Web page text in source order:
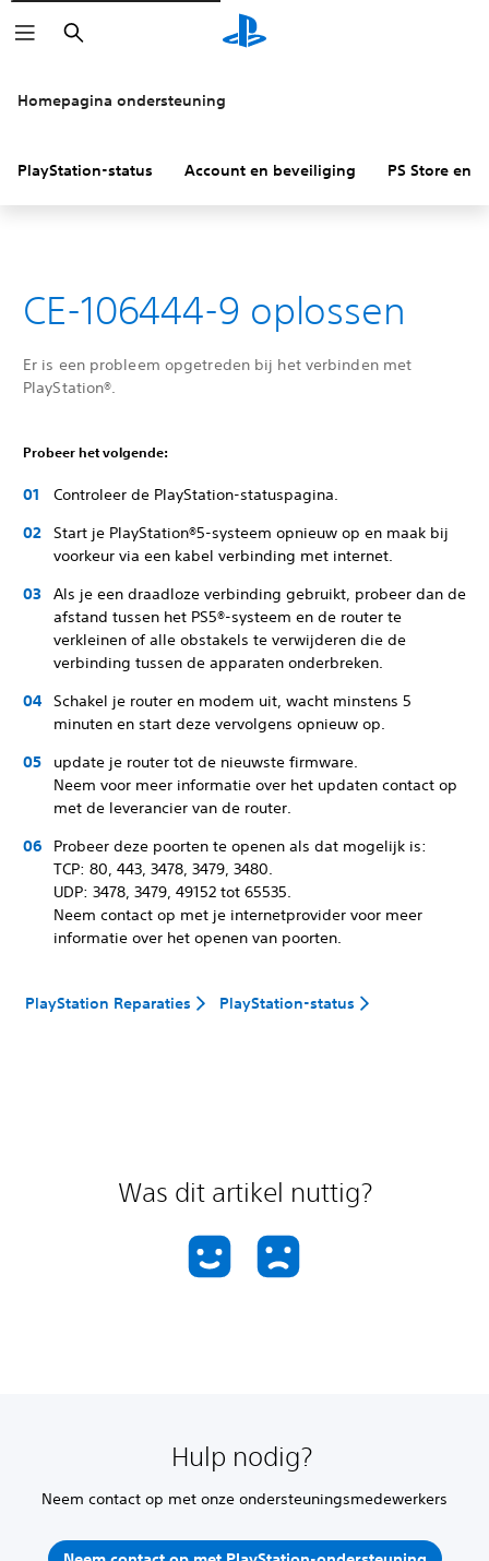
Zoeken
Homepagina ondersteuning
PlayStation-status Account en beveiliging PS Store en
CE-106444-9 oplossen
Er is een probleem opgetreden bij het verbinden met
PlayStation®.
Probeer het volgende:
Controleer de PlayStation-statuspagina.
Start je PlayStation®5-systeem opnieuw op en maak bij
voorkeur via een kabel verbinding met internet.
Als je een draadloze verbinding gebruikt, probeer dan de
afstand tussen het PS5®-systeem en de router te
verkleinen of alle obstakels te verwijderen die de
verbinding tussen de apparaten onderbreken.
Schakel je router en modem uit, wacht minstens 5
minuten en start deze vervolgens opnieuw op.
update je router tot de nieuwste firmware.
Neem voor meer informatie over het updaten contact op
met de leverancier van de router.
Probeer deze poorten te openen als dat mogelijk is:
TCP: 80, 443, 3478, 3479, 3480.
UDP: 3478, 3479, 49152 tot 65535.
Neem contact op met je internetprovider voor meer
informatie over het openen van poorten.
PlayStation Reparaties PlayStation-status
Was dit artikel nuttig?
Hulp nodig?
Neem contact op met onze ondersteuningsmedewerkers